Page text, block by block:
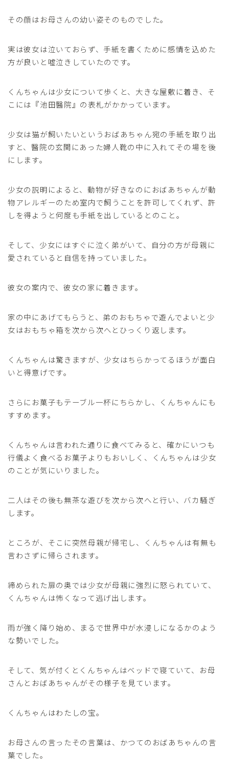
その顔はお母さんの幼い姿そのものでした。
実は彼女は泣いておらず、手紙を書くために感情を込めた
方が良いと嘘泣きしていたのです。
くんちゃんは少女について歩くと、大きな屋敷に着き、そ
こには『池田醫院』の表札がかかっています。
少女は猫が飼いたいというおばあちゃん宛の手紙を取り出
すと、醫院の玄関にあった婦人靴の中に入れてその場を後
にします。
少女の説明によると、動物が好きなのにおばあちゃんが動
物アレルギーのため室内で飼うことを許可してくれず、許
しを得ようと何度も手紙を出しているとのこと。
そして、少女にはすぐに泣く弟がいて、自分の方が母親に
愛されていると自信を持っていました。
彼女の案内で、彼女の家に着きます。
家の中にあげてもらうと、弟のおもちゃで遊んでよいと少
女はおもちゃ箱を次から次へとひっくり返します。
くんちゃんは驚きますが、少女はちらかってるほうが面白
いと得意げです。
さらにお菓子もテーブル一杯にちらかし、くんちゃんにも
すすめます。
くんちゃんは言われた通りに食べてみると、確かにいつも
行儀よく食べるお菓子よりもおいしく、くんちゃんは少女
のことが気にいりました。
二人はその後も無茶な遊びを次から次へと行い、バカ騒ぎ
します。
ところが、そこに突然母親が帰宅し、くんちゃんは有無も
言わさずに帰らされます。
締められた扉の奥では少女が母親に強烈に怒られていて、
くんちゃんは怖くなって逃げ出します。
雨が強く降り始め、まるで世界中が水浸しになるかのよう
な勢いでした。
そして、気が付くとくんちゃんはベッドで寝ていて、お母
さんとおばあちゃんがその様子を見ています。
くんちゃんはわたしの宝。
お母さんの言ったその言葉は、かつてのおばあちゃんの言
葉でした。